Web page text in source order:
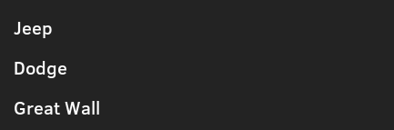
Jeep
Dodge
Great Wall